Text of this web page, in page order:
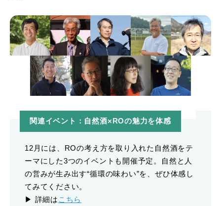
関連イベント：自然酒×ROの魅力を体感
12月には、ROの考え方を取り入れた自然酒をテ
ーマにした3つのイベントも開催予定。自然と人
の営みが生み出す“循環の味わい”を、ぜひ体感し
てみてください。
▶ 詳細は こちら